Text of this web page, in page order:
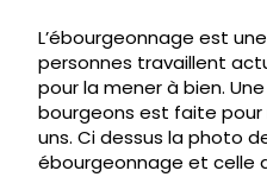
L’ébourgeonnage est
personnes travaillent
pour la mener à bien.
bourgeons est faite pour
uns. Ci dessus la photo
ébourgeonnage et celle